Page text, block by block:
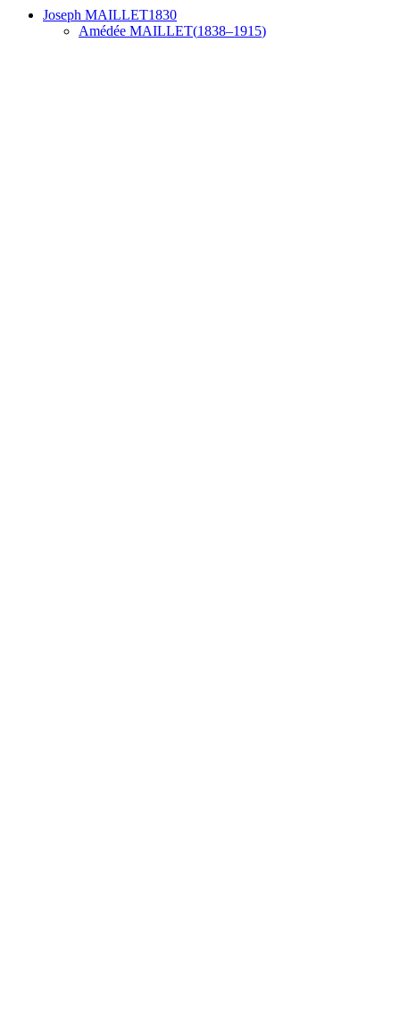
Joseph MAILLET1830
Amédée MAILLET(1838–1915)